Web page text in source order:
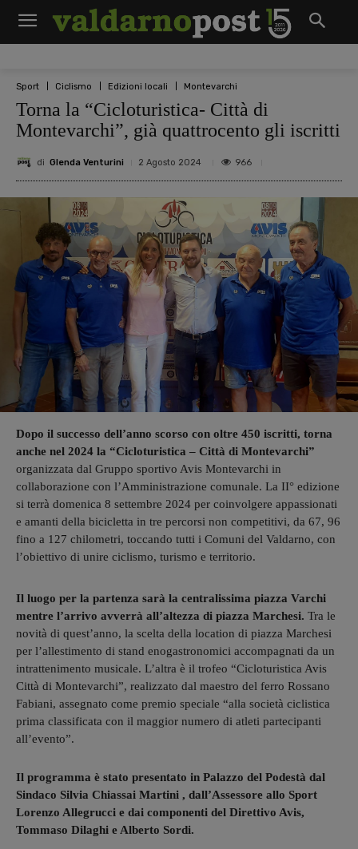
Sport Ciclismo Edizioni locali Montevarchi
Torna la “Cicloturistica- Città di
Montevarchi”, già quattrocento gli iscritti
di Glenda Venturini 2 Agosto 2024 966
Dopo il successo dell’anno scorso con oltre 450 iscritti, torna
anche nel 2024 la “Cicloturistica – Città di Montevarchi”
organizzata dal Gruppo sportivo Avis Montevarchi in
collaborazione con l’Amministrazione comunale. La II° edizione
si terrà domenica 8 settembre 2024 per coinvolgere appassionati
e amanti della bicicletta in tre percorsi non competitivi, da 67, 96
fino a 127 chilometri, toccando tutti i Comuni del Valdarno, con
l’obiettivo di unire ciclismo, turismo e territorio.
Il luogo per la partenza sarà la centralissima piazza Varchi
mentre l’arrivo avverrà all’altezza di piazza Marchesi. Tra le
novità di quest’anno, la scelta della location di piazza Marchesi
per l’allestimento di stand enogastronomici accompagnati da un
intrattenimento musicale. L’altra è il trofeo “Cicloturistica Avis
Città di Montevarchi”, realizzato dal maestro del ferro Rossano
Fabiani, assegnato come premio speciale “alla società ciclistica
prima classificata con il maggior numero di atleti partecipanti
all’evento”.
Il programma è stato presentato in Palazzo del Podestà dal
Sindaco Silvia Chiassai Martini , dall’Assessore allo Sport
Lorenzo Allegrucci e dai componenti del Direttivo Avis,
Tommaso Dilaghi e Alberto Sordi.